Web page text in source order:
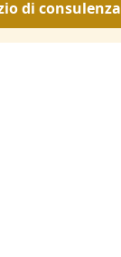
di consulenza